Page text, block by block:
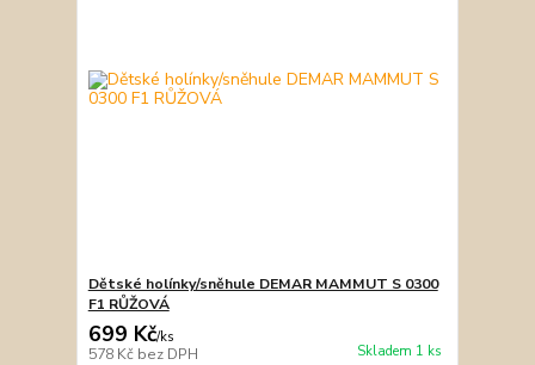
Dětské holínky/sněhule DEMAR MAMMUT S 0300
F1 RŮŽOVÁ
699 Kč/ks
578 Kč bez DPH Skladem 1 ks